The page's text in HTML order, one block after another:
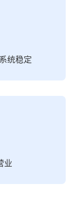
统稳定
业